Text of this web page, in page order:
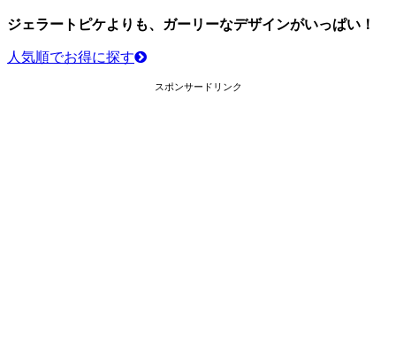
ジェラートピケよりも、ガーリーなデザインがいっぱい！
人気順でお得に探す
スポンサードリンク